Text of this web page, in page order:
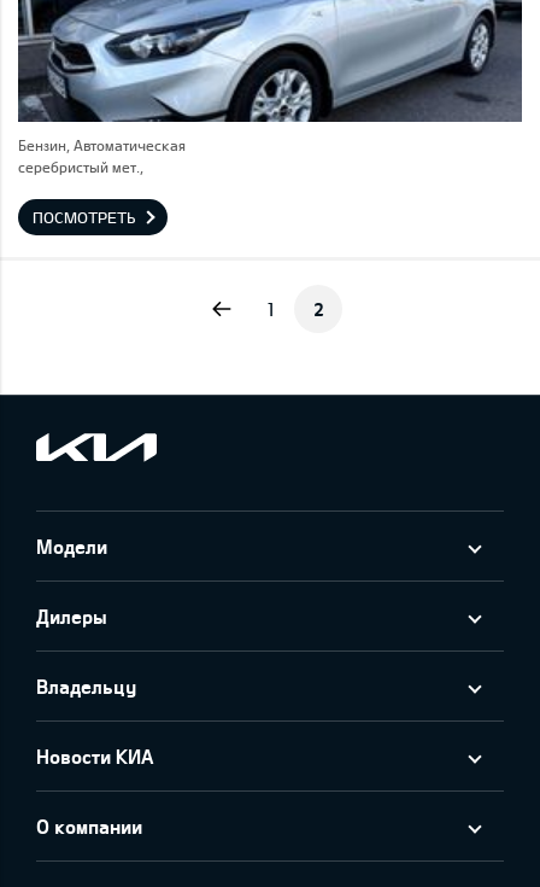
Бензин, Автоматическая
серебристый мет.,
ПОСМОТРЕТЬ
1 2
Модели
Дилеры
Владельцу
Новости КИА
О компании